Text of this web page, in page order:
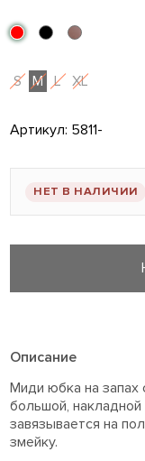
S M L XL
Артикул: 5811-
НЕТ В НАЛИЧИИ
Описание
Миди юбка на запах
большой,
завязывается на
змейку.